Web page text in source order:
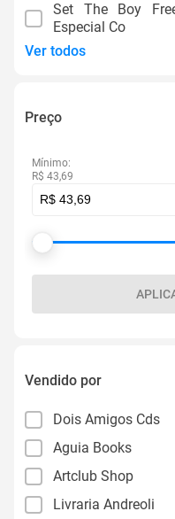
Set The Boy
Especial Co
Ver todos
Preço
Mínimo:
R$ 43,69
Vendido por
Dois Amigos Cds
Aguia Books
Artclub Shop
Livraria Andreoli